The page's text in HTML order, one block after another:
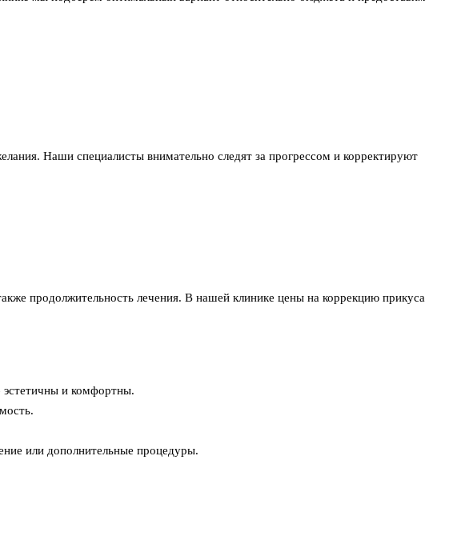
Наши специалисты внимательно следят за прогрессом и корректируют
продолжительность лечения. В нашей клинике цены на коррекцию прикуса
эстетичны и комфортны.
или дополнительные процедуры.